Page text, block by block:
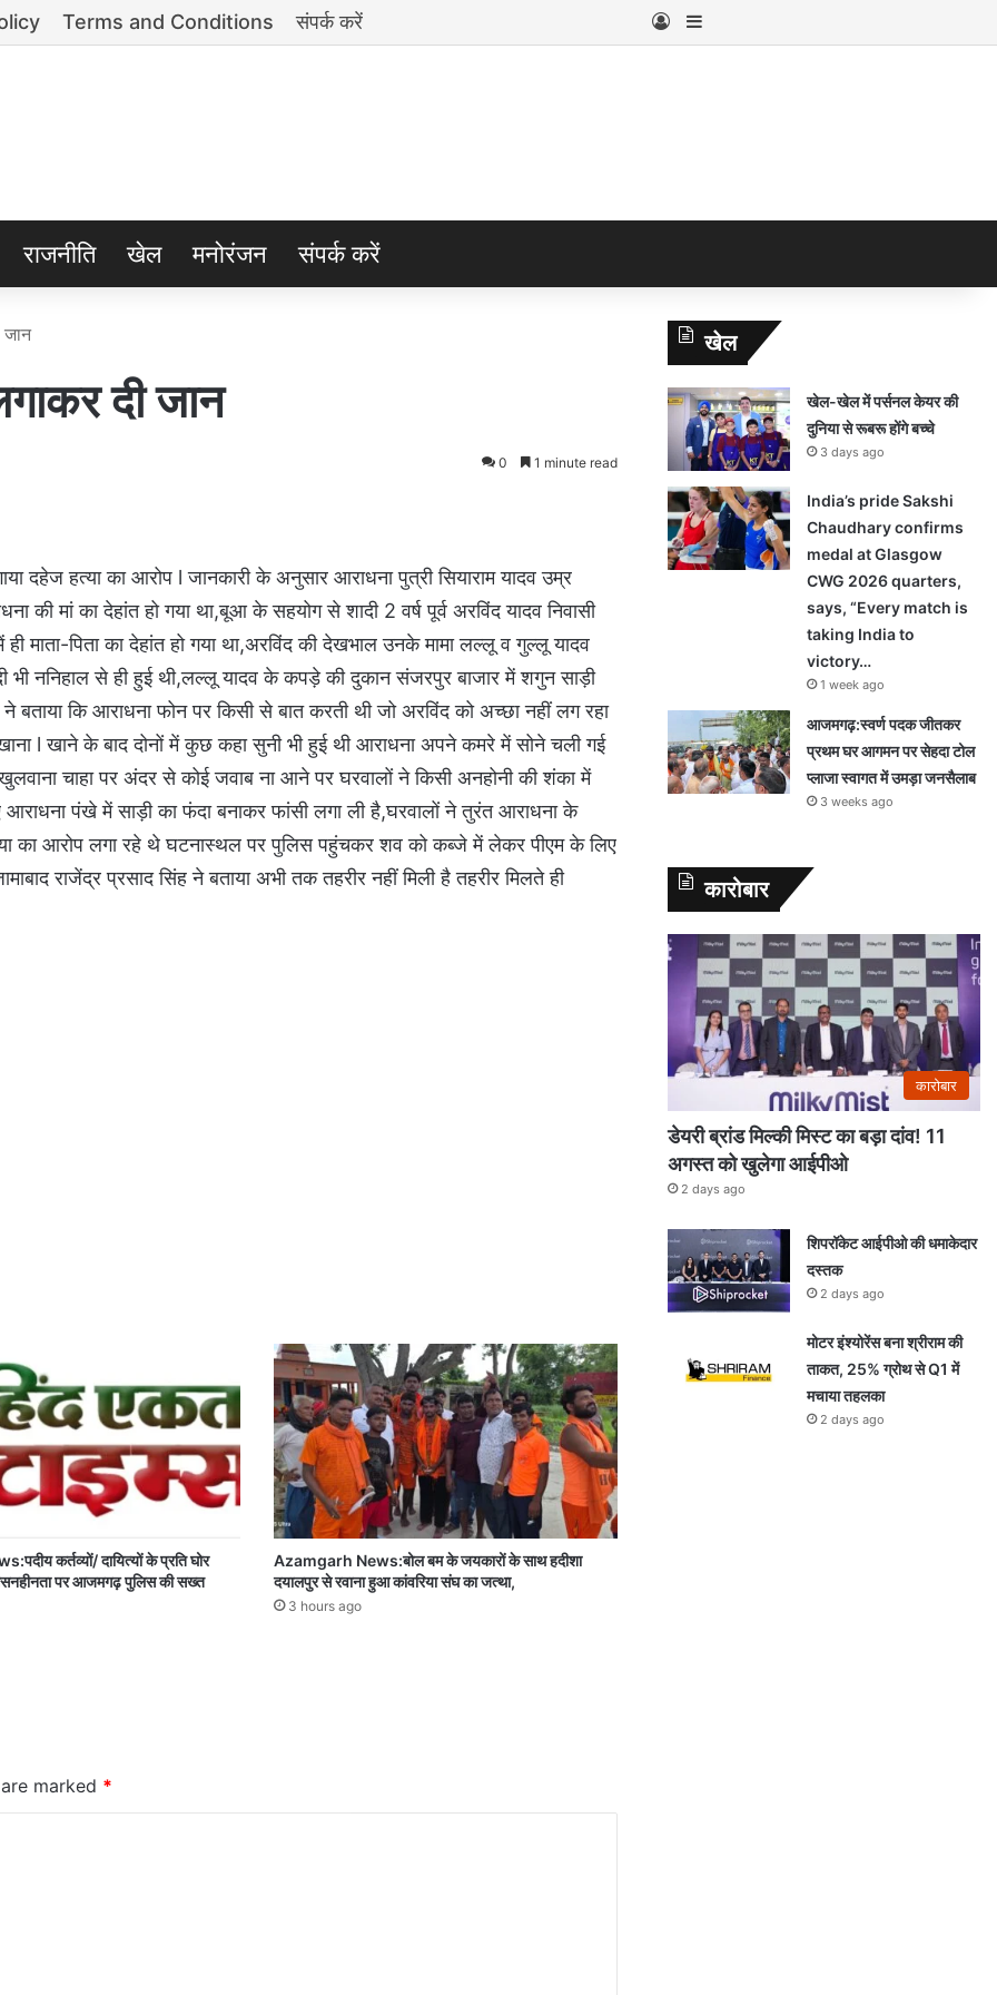
Terms and Conditions संपर्क करें Log InSidebar
राजनीति खेल मनोरंजन संपर्क करें
जान
दी जान
0 1 minute read
दहेज हत्या का आरोप l जानकारी के अनुसार आराधना पुत्री सियाराम यादव उम्र
की मां का देहांत हो गया था,बूआ के सहयोग से शादी 2 वर्ष पूर्व अरविंद यादव निवासी
माता-पिता का देहांत हो गया था,अरविंद की देखभाल उनके मामा लल्लू व गुल्लू यादव
भी ननिहाल से ही हुई थी,लल्लू यादव के कपड़े की दुकान संजरपुर बाजार में शगुन साड़ी
बताया कि आराधना फोन पर किसी से बात करती थी जो अरविंद को अच्छा नहीं लग रहा
l खाने के बाद दोनों में कुछ कहा सुनी भी हुई थी आराधना अपने कमरे में सोने चली गई
चाहा पर अंदर से कोई जवाब ना आने पर घरवालों ने किसी अनहोनी की शंका में
पंखे में साड़ी का फंदा बनाकर फांसी लगा ली है,घरवालों ने तुरंत आराधना के
का आरोप लगा रहे थे घटनास्थल पर पुलिस पहुंचकर शव को कब्जे में लेकर पीएम के लिए
राजेंद्र प्रसाद सिंह ने बताया अभी तक तहरीर नहीं मिली है तहरीर मिलते ही
कर्तव्यों/ दायित्यों के प्रति घोर
पर आजमगढ़ पुलिस की सख्त
Azamgarh News:बोल बम के जयकारों के साथ हदीशा
दयालपुर से रवाना हुआ कांवरिया संघ का जत्था,
3 hours ago
marked *
खेल
खेल-खेल में पर्सनल केयर की
दुनिया से रूबरू होंगे बच्चे
3 days ago
India’s pride Sakshi
Chaudhary confirms
medal at Glasgow
CWG 2026 quarters,
says, “Every match is
taking India to
victory…
1 week ago
आजमगढ़:स्वर्ण पदक जीतकर
प्रथम घर आगमन पर सेहदा टोल
प्लाजा स्वागत में उमड़ा जनसैलाब
3 weeks ago
कारोबार
कारोबार
डेयरी ब्रांड मिल्की मिस्ट का बड़ा दांव! 11
अगस्त को खुलेगा आईपीओ
2 days ago
शिपरॉकेट आईपीओ की धमाकेदार
दस्तक
2 days ago
मोटर इंश्योरेंस बना श्रीराम की
ताकत, 25% ग्रोथ से Q1 में
मचाया तहलका
2 days ago